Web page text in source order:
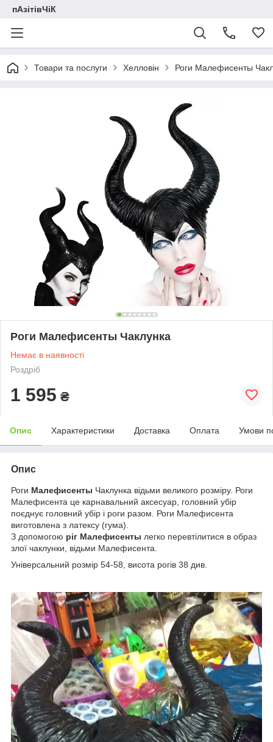
пАзітівЧіК
Товари та послуги Хелловін Роги Малефисенты
Роги Малефисенты Чаклунка
Немає в наявності
Роздріб
1 595 ₴
Опис Характеристики Доставка Оплата Умови
Опис
Роги Малефисенты Чаклунка відьми великого розміру. Роги
Малефисента це карнавальний аксесуар, головний убір
поєднує головний убір і роги разом. Роги Малефисента
виготовлена з латексу (гума).
З допомогою ріг Малефисенты легко перевтілитися в образ
злої чаклунки, відьми Малефисента.
Універсальний розмір 54-58, висота рогів 38 див.